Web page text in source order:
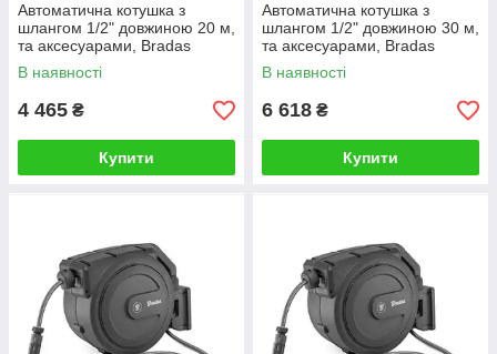
Автоматична котушка з
шлангом 1/2" довжиною 20 м,
та аксесуарами, Bradas
(Польща)
В наявності
4 465 ₴
Купити
Автоматична котушка з
шлангом 1/2" довжиною 30 м,
та аксесуарами, Bradas
(Польща)
В наявності
6 618 ₴
Купити